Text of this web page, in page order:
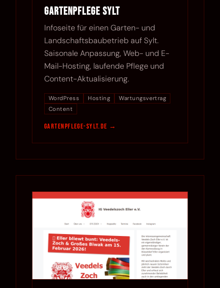
Gartenpflege Sylt
Infoseite für einen Garten- und
Landschaftsbaubetrieb auf Sylt.
Saisonale Anpassung, Web- und E-
Mail-Hosting, laufende Pflege und
Content-Aktualisierung.
WordPress Hosting
Wartungsvertrag
Content
gartenpflege-sylt.de